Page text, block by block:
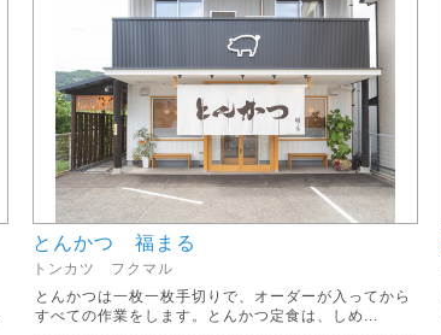
とんかつ 福まる
トンカツ フクマル
とんかつは一枚一枚手切りで、オーダーが入ってから
すべての作業をします。とんかつ定食は、しめ...